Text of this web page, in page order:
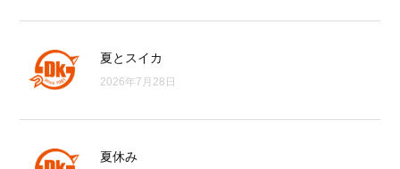
夏とスイカ
2026年7月28日
夏休み